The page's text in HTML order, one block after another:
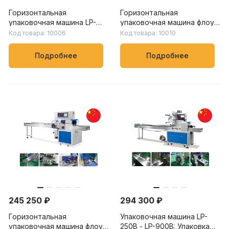
Горизонтальная
упаковочная машина LP-
450X – LP-900X: скорость
упаковки от 20 до 150
пакетов/мин, для упаковки
овощей, фруктов и других
продуктов
Код товара: 10006
Подробнее
Горизонтальная
упаковочная машина флоу-
пак LP-250B – LP-900B:
скорость упаковки от 20
до 230 пакетов/мин, для
пищевых, химических и
бытовых товаров
Код товара: 10010
Подробнее
245 250 ₽
Горизонтальная
упаковочная машина флоу-
294 300 ₽
Упаковочная машина LP-
250B - LP-900B: Упаковка